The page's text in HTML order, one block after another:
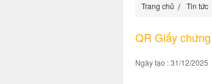
Trang chủ Tin tức
QR Giấy
Ngày tạo : 31/12/2025